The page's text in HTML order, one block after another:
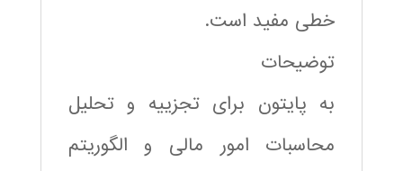
خطی مفید است.
توضیحات
به پایتون برای تجزییه و تحلیل
محاسبات امور مالی و الگوریتم